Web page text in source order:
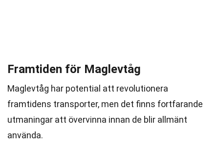
Framtiden för Maglevtåg
Maglevtåg har potential att revolutionera
framtidens transporter, men det finns fortfarande
utmaningar att övervinna innan de blir allmänt
använda.